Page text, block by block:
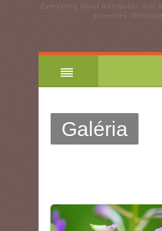
Everything about distribution and
stoneflies
Galéria